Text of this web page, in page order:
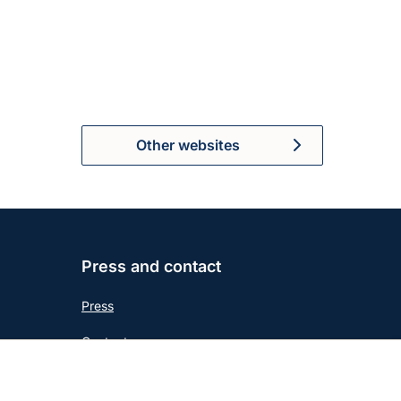
Other websites
Press and contact
Press
Contact